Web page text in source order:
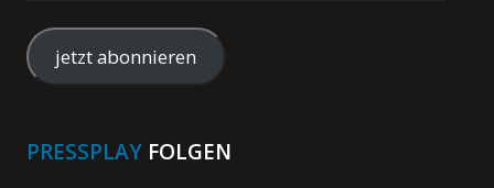
Mail-
Adresse
eingeben
jetzt abonnieren
PRESSPLAY FOLGEN